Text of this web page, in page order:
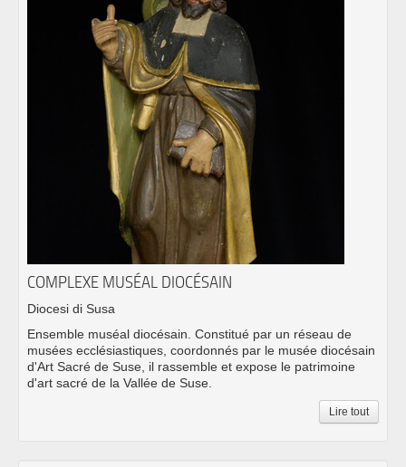
COMPLEXE MUSÉAL DIOCÉSAIN
Diocesi di Susa
Ensemble muséal diocésain. Constitué par un réseau de
musées ecclésiastiques, coordonnés par le musée diocésain
d'Art Sacré de Suse, il rassemble et expose le patrimoine
d'art sacré de la Vallée de Suse.
Lire tout